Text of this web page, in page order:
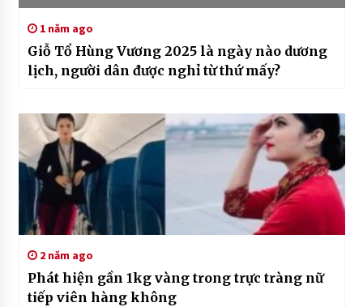
1 năm ago
Giỗ Tổ Hùng Vương 2025 là ngày nào dương
lịch, người dân được nghỉ từ thứ mấy?
2 năm ago
Phát hiện gần 1kg vàng trong trực tràng nữ
tiếp viên hàng không